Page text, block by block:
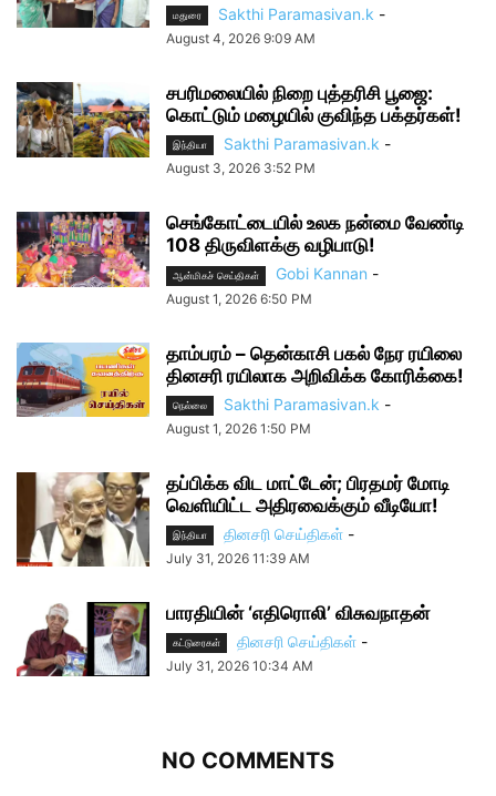
மதுரை Sakthi Paramasivan.k -
August 4, 2026 9:09 AM
சபரிமலையில் நிறை புத்தரிசி பூஜை:
கொட்டும் மழையில் குவிந்த பக்தர்கள்!
இந்தியா Sakthi Paramasivan.k -
August 3, 2026 3:52 PM
செங்கோட்டையில் உலக நன்மை வேண்டி
108 திருவிளக்கு வழிபாடு!
ஆன்மிகச் செய்திகள் Gobi Kannan -
August 1, 2026 6:50 PM
தாம்பரம் – தென்காசி பகல் நேர ரயிலை
தினசரி ரயிலாக அறிவிக்க கோரிக்கை!
நெல்லை Sakthi Paramasivan.k -
August 1, 2026 1:50 PM
தப்பிக்க விட மாட்டேன்; பிரதமர் மோடி
வெளியிட்ட அதிரவைக்கும் வீடியோ!
இந்தியா தினசரி செய்திகள் -
July 31, 2026 11:39 AM
பாரதியின் ‘எதிரொலி’ விசுவநாதன்
கட்டுரைகள் தினசரி செய்திகள் -
July 31, 2026 10:34 AM
NO COMMENTS